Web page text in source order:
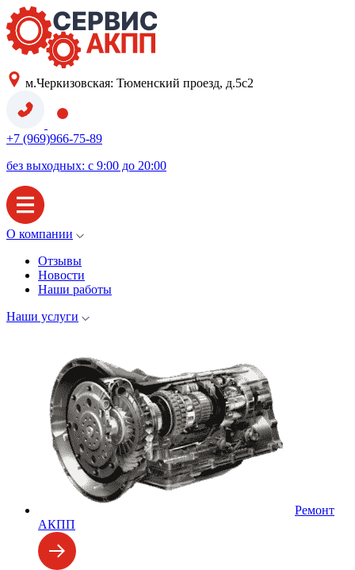
м.Черкизовская: Тюменский проезд, д.5с2
+7 (969)966-75-89
без выходных: с 9:00 до 20:00
О компании
Отзывы
Новости
Наши работы
Наши услуги
Ремонт
АКПП